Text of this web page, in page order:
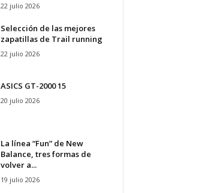
22 julio 2026
Selección de las mejores
zapatillas de Trail running
22 julio 2026
ASICS GT-2000 15
20 julio 2026
La línea “Fun” de New
Balance, tres formas de
volver a...
19 julio 2026